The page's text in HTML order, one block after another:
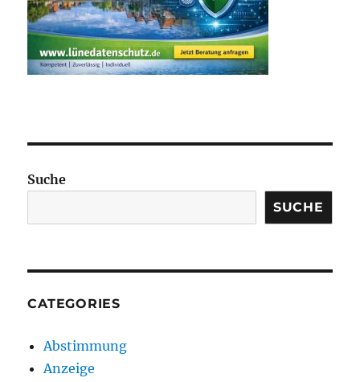
Suche
SUCHE
CATEGORIES
Abstimmung
Anzeige